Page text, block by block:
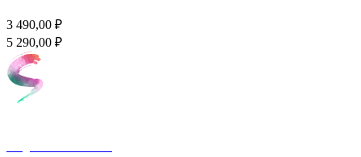
3 490,00 ₽
5 290,00 ₽